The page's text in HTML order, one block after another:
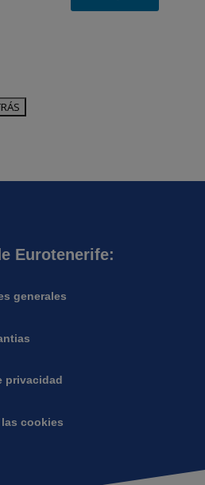
Eurotenerife:
generales
privacidad
cookies